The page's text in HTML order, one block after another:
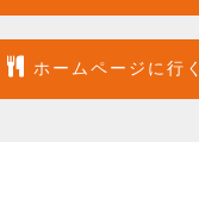
ホームページに行く